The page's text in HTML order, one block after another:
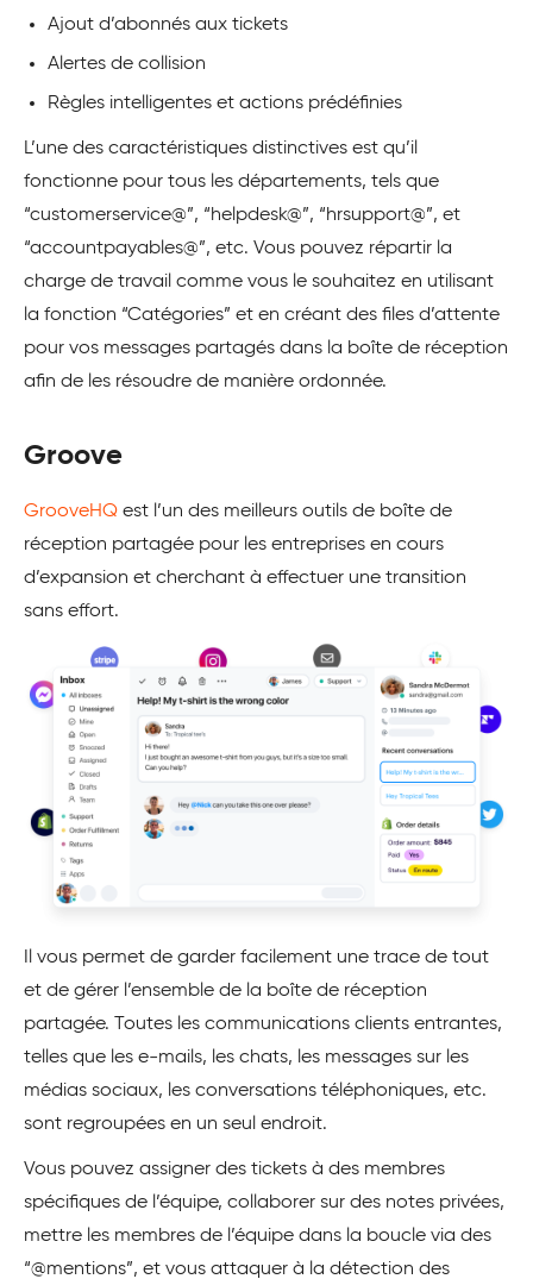
Ajout d’abonnés aux tickets
Alertes de collision
Règles intelligentes et actions prédéfinies
L’une des caractéristiques distinctives est qu’il
fonctionne pour tous les départements, tels que
“customerservice@”, “helpdesk@”, “hrsupport@”, et
“accountpayables@”, etc. Vous pouvez répartir la
charge de travail comme vous le souhaitez en utilisant
la fonction “Catégories” et en créant des files d’attente
pour vos messages partagés dans la boîte de réception
afin de les résoudre de manière ordonnée.
Groove
GrooveHQ est l’un des meilleurs outils de boîte de
réception partagée pour les entreprises en cours
d’expansion et cherchant à effectuer une transition
sans effort.
Il vous permet de garder facilement une trace de tout
et de gérer l’ensemble de la boîte de réception
partagée. Toutes les communications clients entrantes,
telles que les e-mails, les chats, les messages sur les
médias sociaux, les conversations téléphoniques, etc.
sont regroupées en un seul endroit.
Vous pouvez assigner des tickets à des membres
spécifiques de l’équipe, collaborer sur des notes privées,
mettre les membres de l’équipe dans la boucle via des
“@mentions”, et vous attaquer à la détection des